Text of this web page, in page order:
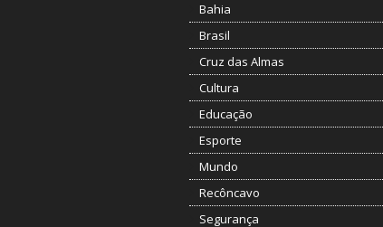
Bahia
Brasil
Cruz das Almas
Cultura
Educação
Esporte
Mundo
Recôncavo
Segurança